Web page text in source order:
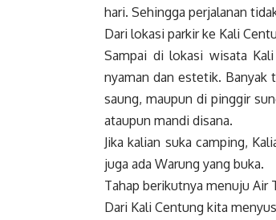
hari. Sehingga perjalanan
Dari lokasi parkir ke Kali
Sampai di lokasi wisata
nyaman dan estetik.
saung, maupun di pinggir
ataupun mandi disana.
Jika kalian suka camping,
juga ada Warung yang buka.
Tahap berikutnya menuju Air
Dari Kali Centung kita